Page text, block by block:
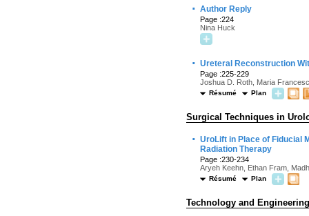
· Author Reply
Page :224
Nina Huck
· Ureteral Reconstruction
Page :225-229
Joshua D. Roth, Maria
Résumé Plan
Surgical Techniques in
· UroLift in Place of Fiducial
Radiation Therapy
Page :230-234
Aryeh Keehn, Ethan Fram,
Résumé Plan
Technology and Engineering